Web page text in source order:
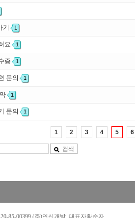
기 1
요 1
증 1
문의 1
1
문의 1
1 2 3 4 5 6
검색
85-00399 (주)연신개발 대표자황순자